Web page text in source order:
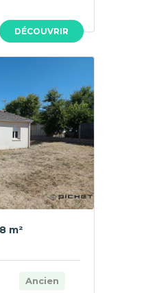
DÉCOUVRIR
m²
Ancien